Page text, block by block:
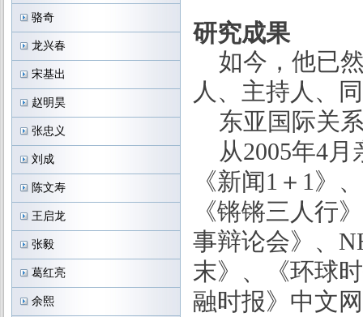
骆奇
龙兴春
宋基出
赵明昊
张忠义
刘成
陈文寿
王启龙
张毅
葛红亮
余熙
研究成果
如今，他已
人、主持人、
东亚国际关
从2005年4月
《新闻 1 ＋ 1》
《锵锵三人行
事辩论会》、
末》、《环球
融时报》中文